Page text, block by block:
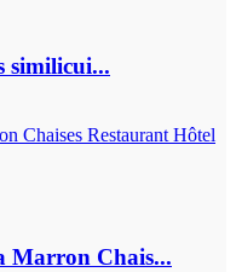
similicui...
Marron Chais...